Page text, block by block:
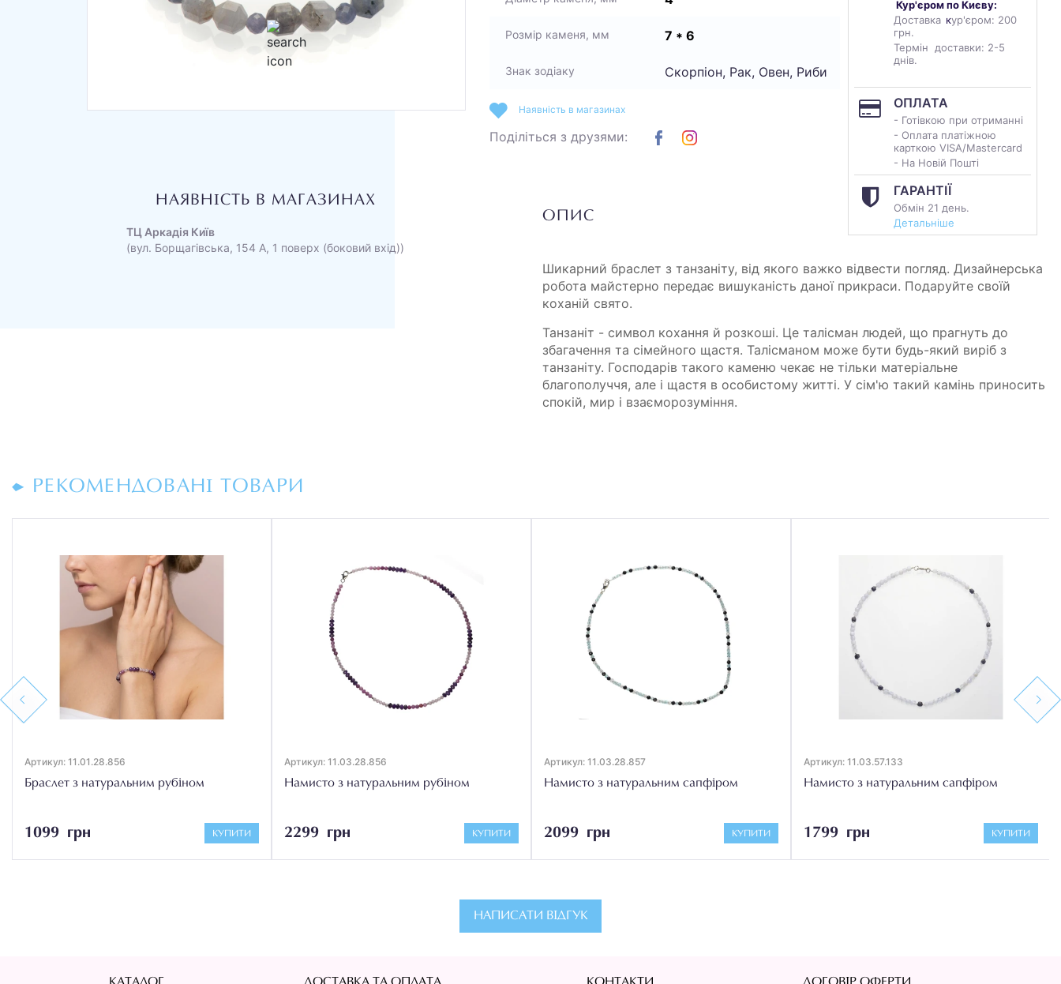
Розмір каменя, мм 7 * 6
Знак зодіаку Скорпіон, Рак, Овен, Риби
Кур'єром по Києву:
Доставка кур'єром: 200
грн.
Термін доставки: 2-5
днів.
ОПЛАТА
- Готівкою при отриманні
- Оплата платіжною
карткою VISA/Mastercard
- На Новій Пошті
ГАРАНТІЇ
Обмін 21 день.
Детальніше
Наявність в магазинах
Поділіться з друзями:
НАЯВНІСТЬ В МАГАЗИНАХ
ТЦ Аркадія Київ
(вул. Борщагівська, 154 А, 1 поверх (боковий вхід))
ОПИС
Шикарний браслет з танзаніту, від якого важко відвести погляд. Дизайнерська
робота майстерно передає вишуканість даної прикраси. Подаруйте своїй
коханій свято.
Танзаніт - символ кохання й розкоші. Це талісман людей, що прагнуть до
збагачення та сімейного щастя. Талісманом може бути будь-який виріб з
танзаніту. Господарів такого каменю чекає не тільки матеріальне
благополуччя, але і щастя в особистому житті. У сім'ю такий камінь приносить
спокій, мир і взаєморозуміння.
РЕКОМЕНДОВАНІ ТОВАРИ
Previous
Артикул: 11.01.28.856
Браслет з натуральним рубіном
1099 грн КУПИТИ
Артикул: 11.03.28.856
Намисто з натуральним рубіном
2299 грн КУПИТИ
Артикул: 11.03.28.857
Намисто з натуральним сапфіром
2099 грн КУПИТИ
Артикул: 11.03.57.133
Намисто з натуральним сапфіром
1799 грн КУПИТИ
Next
НАПИСАТИ ВІДГУК